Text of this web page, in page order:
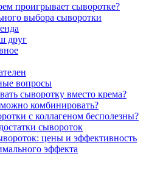
проигрывает сыворотке?
выбора сыворотки
друг
вопросы
сыворотку вместо крема?
комбинировать?
с коллагеном бесполезны?
сывороток
цены и эффективность
эффекта